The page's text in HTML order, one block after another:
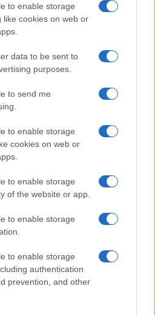
to enable storage
like cookies on web or
data to be sent to
purposes.
to send me
to enable storage
cookies on web or
to enable storage
of the website or app.
to enable storage
to enable storage
authentication
prevention, and other
αιτήσεων.
Η Ελλάδα για
θέση στην ΕΕ ως
του 2021-2027
το έκτο αίτημα για 3,6
ο Νίκος Παπαθανάσης